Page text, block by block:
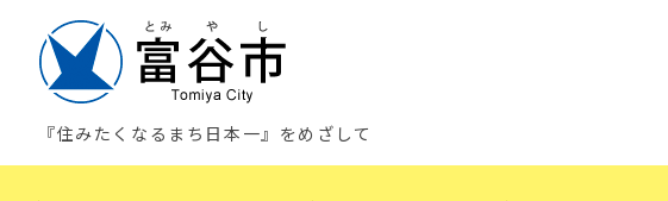
『住みたくなるまち日本一』をめざして